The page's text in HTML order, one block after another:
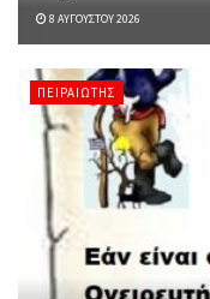
8 ΑΥΓΟΎΣΤΟΥ 2026
ΠΕΙΡΑΙΏΤΗΣ